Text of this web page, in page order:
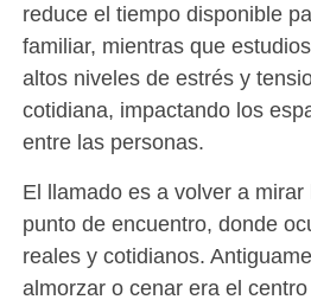
reduce el tiempo disponible
familiar, mientras que
altos niveles de estrés y
cotidiana, impactando los
entre las personas.
El llamado es a volver a
punto de encuentro, donde
reales y cotidianos.
almorzar o cenar era el